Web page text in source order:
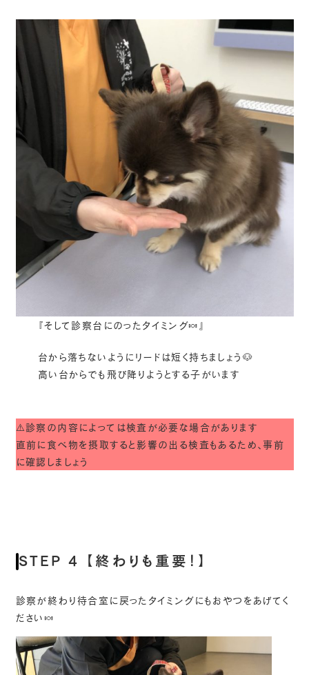
『そして診察台にのったタイミング🍬』
台から落ちないようにリードは短く持ちましょう🐶
高い台からでも飛び降りようとする子がいます
⚠️診察の内容によっては検査が必要な場合があります
直前に食べ物を摂取すると影響の出る検査もあるため、事前
に確認しましょう
STEP 4 【終わりも重要！】
診察が終わり待合室に戻ったタイミングにもおやつをあげてく
ださい🍬